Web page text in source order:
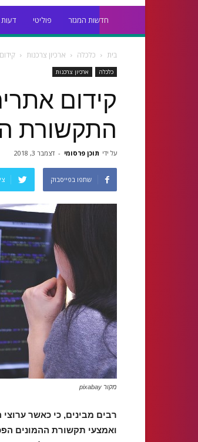
חדשות המגזר פוליטי דעות
בית כלכלה ארכיון צרכנות
כלכלה ארכיון צרכנות
קידום
התקשורת
על ידי תוכן פרסומי - דצמבר 3, 2018
שתפו בפייסבוק
מקור pixabay
רבים מבינים, כי כאשר
ואמצעי תקשורת ההמונים